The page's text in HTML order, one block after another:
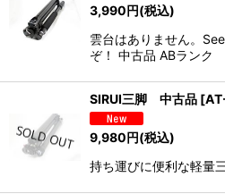
3,990円(税込)
雲台はありません。
ぞ！ 中古品 ABランク
SIRUI三脚 中古品 [
9,980 円(税込)
持ち運びに便利な軽量